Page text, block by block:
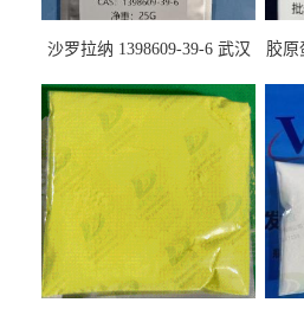
沙罗拉纳 1398609-39-6 武汉
胶原